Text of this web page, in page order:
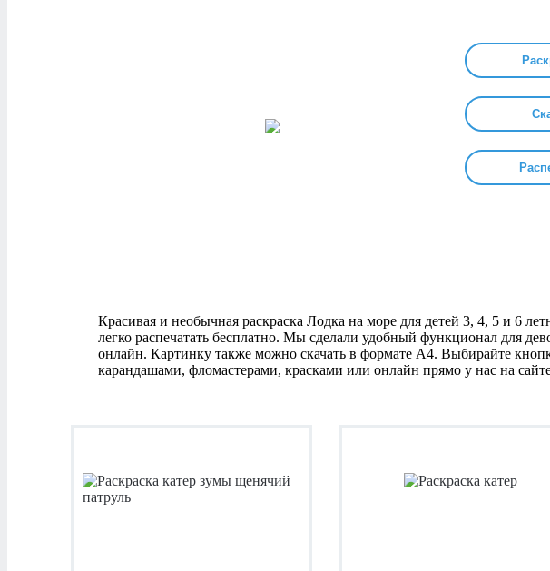
Красивая и необычная раскраска Лодка на море для детей 3, 4, 5 и 6
легко распечатать бесплатно. Мы сделали удобный функционал для
онлайн. Картинку также можно скачать в формате А4. Выбирайте
карандашами, фломастерами, красками или онлайн прямо у нас на